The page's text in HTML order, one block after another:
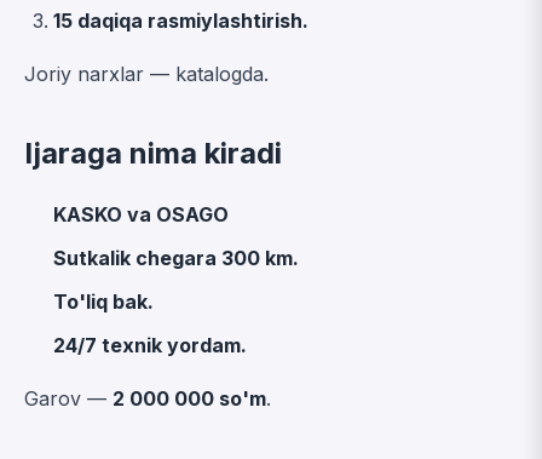
15 daqiqa rasmiylashtirish.
Joriy narxlar — katalogda.
Ijaraga nima kiradi
KASKO va OSAGO
Sutkalik chegara 300 km.
To'liq bak.
24/7 texnik yordam.
Garov — 2 000 000 so'm.